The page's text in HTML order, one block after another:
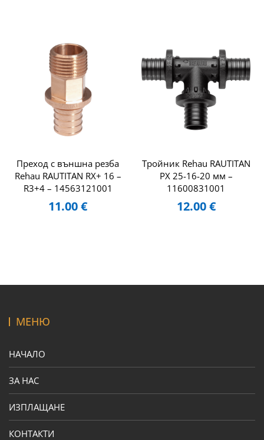
Преход с външна резба
Rehau RAUTITAN RX+ 16 –
R3+4 – 14563121001
11.00€
Тройник Rehau RAUTITAN
PX 25-16-20 мм –
11600831001
12.00€
МЕНЮ
НАЧАЛО
ЗА НАС
ИЗПЛАЩАНЕ
КОНТАКТИ